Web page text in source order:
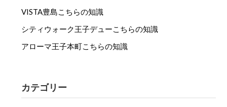
VISTA豊島こちらの知識
シティウォーク王子デューこちらの知識
アローマ王子本町こちらの知識
カテゴリー